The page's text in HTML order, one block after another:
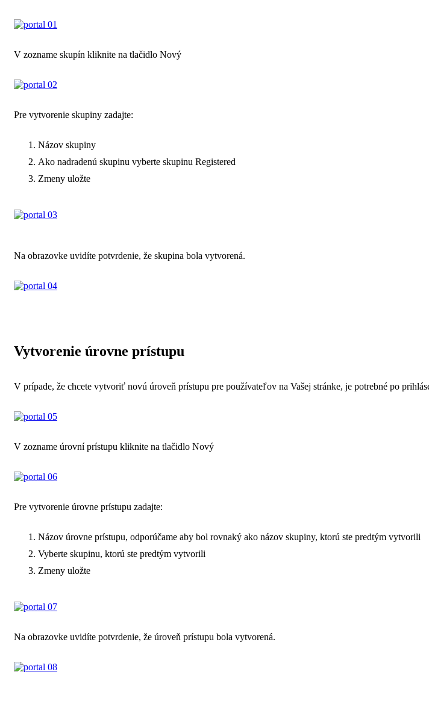
V zozname skupín kliknite na tlačidlo Nový
Pre vytvorenie skupiny zadajte:
Názov skupiny
Ako nadradenú skupinu vyberte skupinu Registered
Zmeny uložte
Na obrazovke uvidíte potvrdenie, že skupina bola vytvorená.
Vytvorenie úrovne prístupu
V prípade, že chcete vytvoriť novú úroveň prístupu pre používateľov na Vašej stránke, je potrebné po
V zozname úrovní prístupu kliknite na tlačidlo Nový
Pre vytvorenie úrovne prístupu zadajte:
Názov úrovne prístupu, odporúčame aby bol rovnaký ako názov skupiny, ktorú ste predtým vytvorili
Vyberte skupinu, ktorú ste predtým vytvorili
Zmeny uložte
Na obrazovke uvidíte potvrdenie, že úroveň prístupu bola vytvorená.